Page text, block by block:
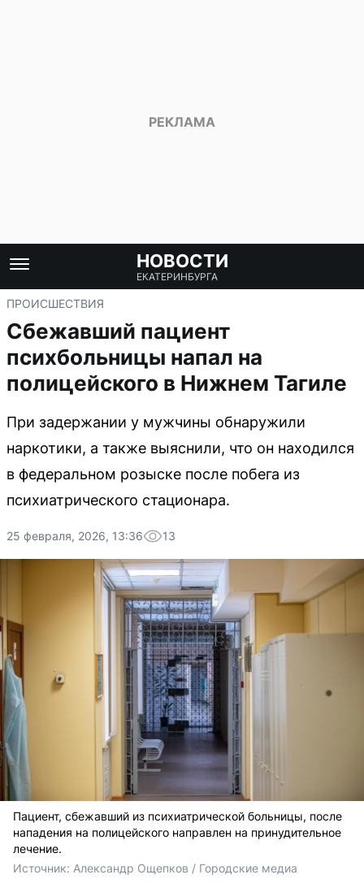
НОВОСТИ
ЕКАТЕРИНБУРГА
ПРОИСШЕСТВИЯ
Сбежавший пациент
психбольницы напал на
полицейского в Нижнем Тагиле
При задержании у мужчины обнаружили
наркотики, а также выяснили, что он находился
в федеральном розыске после побега из
психиатрического стационара.
25 февраля, 2026, 13:36 13
Пациент, сбежавший из психиатрической больницы, после
нападения на полицейского направлен на принудительное
лечение.
Источник: Александр Ощепков / Городские медиа